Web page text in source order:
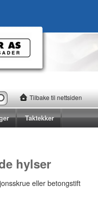
Tilbake til nettsiden
Taktekker
hylser
eller betongstift